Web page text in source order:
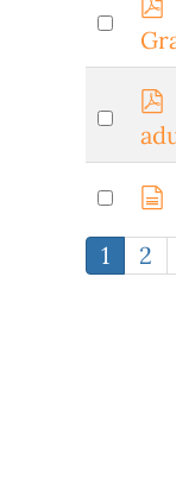
Select
item
d
f
Select
item
f
Select
item
1 2